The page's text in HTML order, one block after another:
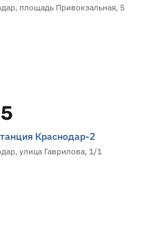
площадь Привокзальная, 5
Краснодар-2
улица Гаврилова, 1/1